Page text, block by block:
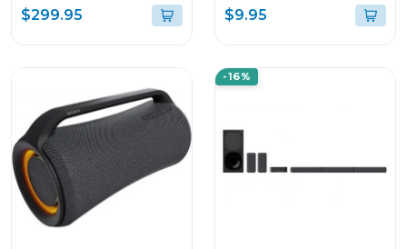
cancelling wf1000xm5
negro
$299.95 $9.95
-16%